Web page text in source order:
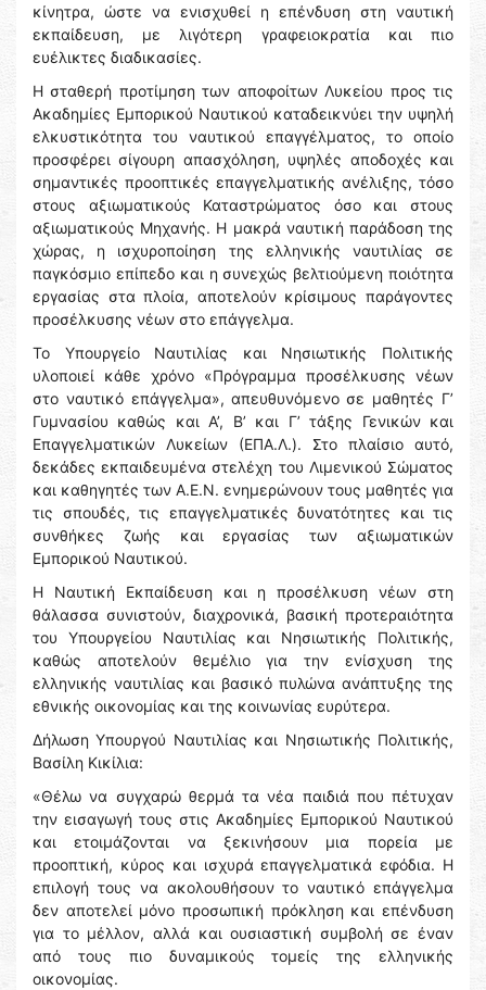
κίνητρα, ώστε να ενισχυθεί η επένδυση στη ναυτική
εκπαίδευση, με λιγότερη γραφειοκρατία και πιο
ευέλικτες διαδικασίες.
Η σταθερή προτίμηση των αποφοίτων Λυκείου προς τις
Ακαδημίες Εμπορικού Ναυτικού καταδεικνύει την υψηλή
ελκυστικότητα του ναυτικού επαγγέλματος, το οποίο
προσφέρει σίγουρη απασχόληση, υψηλές αποδοχές και
σημαντικές προοπτικές επαγγελματικής ανέλιξης, τόσο
στους αξιωματικούς Καταστρώματος όσο και στους
αξιωματικούς Μηχανής. Η μακρά ναυτική παράδοση της
χώρας, η ισχυροποίηση της ελληνικής ναυτιλίας σε
παγκόσμιο επίπεδο και η συνεχώς βελτιούμενη ποιότητα
εργασίας στα πλοία, αποτελούν κρίσιμους παράγοντες
προσέλκυσης νέων στο επάγγελμα.
Το Υπουργείο Ναυτιλίας και Νησιωτικής Πολιτικής
υλοποιεί κάθε χρόνο «Πρόγραμμα προσέλκυσης νέων
στο ναυτικό επάγγελμα», απευθυνόμενο σε μαθητές Γ’
Γυμνασίου καθώς και Α’, Β’ και Γ’ τάξης Γενικών και
Επαγγελματικών Λυκείων (ΕΠΑ.Λ.). Στο πλαίσιο αυτό,
δεκάδες εκπαιδευμένα στελέχη του Λιμενικού Σώματος
και καθηγητές των Α.Ε.Ν. ενημερώνουν τους μαθητές για
τις σπουδές, τις επαγγελματικές δυνατότητες και τις
συνθήκες ζωής και εργασίας των αξιωματικών
Εμπορικού Ναυτικού.
Η Ναυτική Εκπαίδευση και η προσέλκυση νέων στη
θάλασσα συνιστούν, διαχρονικά, βασική προτεραιότητα
του Υπουργείου Ναυτιλίας και Νησιωτικής Πολιτικής,
καθώς αποτελούν θεμέλιο για την ενίσχυση της
ελληνικής ναυτιλίας και βασικό πυλώνα ανάπτυξης της
εθνικής οικονομίας και της κοινωνίας ευρύτερα.
Δήλωση Υπουργού Ναυτιλίας και Νησιωτικής Πολιτικής,
Βασίλη Κικίλια:
«Θέλω να συγχαρώ θερμά τα νέα παιδιά που πέτυχαν
την εισαγωγή τους στις Ακαδημίες Εμπορικού Ναυτικού
και ετοιμάζονται να ξεκινήσουν μια πορεία με
προοπτική, κύρος και ισχυρά επαγγελματικά εφόδια. Η
επιλογή τους να ακολουθήσουν το ναυτικό επάγγελμα
δεν αποτελεί μόνο προσωπική πρόκληση και επένδυση
για το μέλλον, αλλά και ουσιαστική συμβολή σε έναν
από τους πιο δυναμικούς τομείς της ελληνικής
οικονομίας.